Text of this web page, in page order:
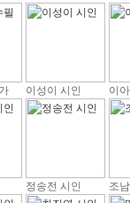
이성이 시인 이
정송전 시인 조